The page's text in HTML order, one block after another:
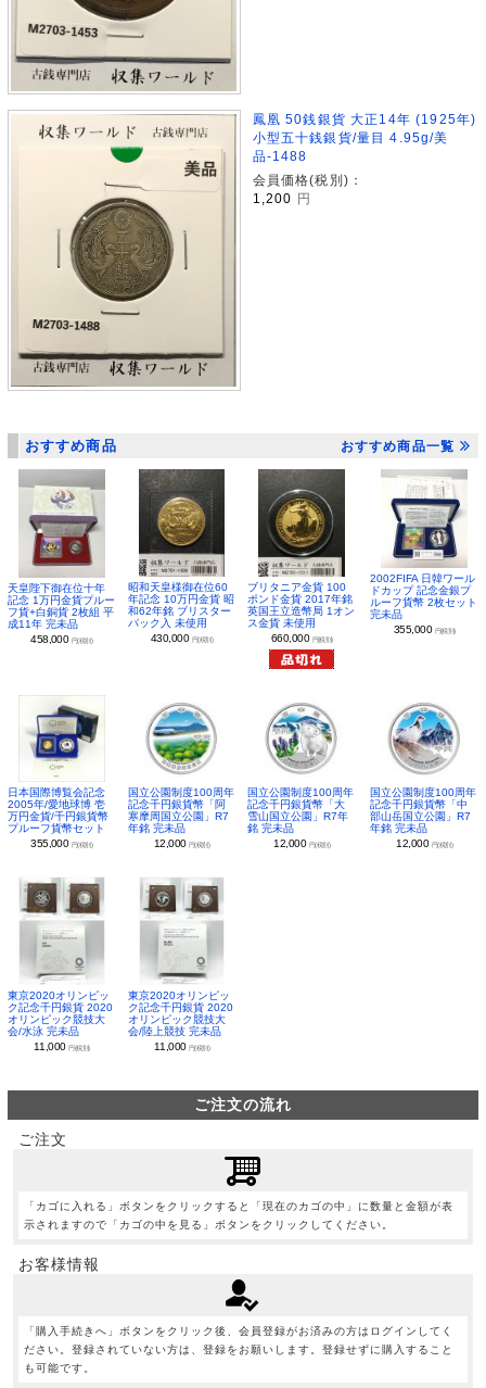
鳳凰 50銭銀貨 大正14年 (1925年)
小型五十銭銀貨/量目 4.95g/美
品-1488
会員価格(税別)：
1,200
円
おすすめ商品 おすすめ商品一覧
天皇陛下御在位十年
記念 1万円金貨プルー
フ貨+白銅貨 2枚組 平
成11年 完未品
458,000 円(税別)
昭和天皇様御在位60
年記念 10万円金貨 昭
和62年銘 ブリスター
パック入 未使用
430,000 円(税別)
ブリタニア金貨 100
ポンド金貨 2017年銘
英国王立造幣局 1オン
ス金貨 未使用
660,000 円(税別)
2002FIFA 日韓ワール
ドカップ 記念金銀プ
ルーフ貨幣 2枚セット
完未品
355,000 円(税別)
日本国際博覧会記念
2005年/愛地球博 壱
万円金貨/千円銀貨幣
プルーフ貨幣セット
355,000 円(税別)
国立公園制度100周年
記念千円銀貨幣「阿
寒摩周国立公園」R7
年銘 完未品
12,000 円(税別)
国立公園制度100周年
記念千円銀貨幣「大
雪山国立公園」R7年
銘 完未品
12,000 円(税別)
国立公園制度100周年
記念千円銀貨幣「中
部山岳国立公園」R7
年銘 完未品
12,000 円(税別)
東京2020オリンピッ
ク記念千円銀貨 2020
オリンピック競技大
会/水泳 完未品
11,000円(税別)
東京2020オリンピッ
ク記念千円銀貨 2020
オリンピック競技大
会/陸上競技 完未品
11,000 円(税別)
ご注文の流れ
ご注文
「カゴに入れる」ボタンをクリックすると「現在のカゴの中」に数量と金額が表
示されますので「カゴの中を見る」ボタンをクリックしてください。
お客様情報
「購入手続きへ」ボタンをクリック後、会員登録がお済みの方はログインしてく
ださい。登録されていない方は、登録をお願いします。登録せずに購入すること
も可能です。